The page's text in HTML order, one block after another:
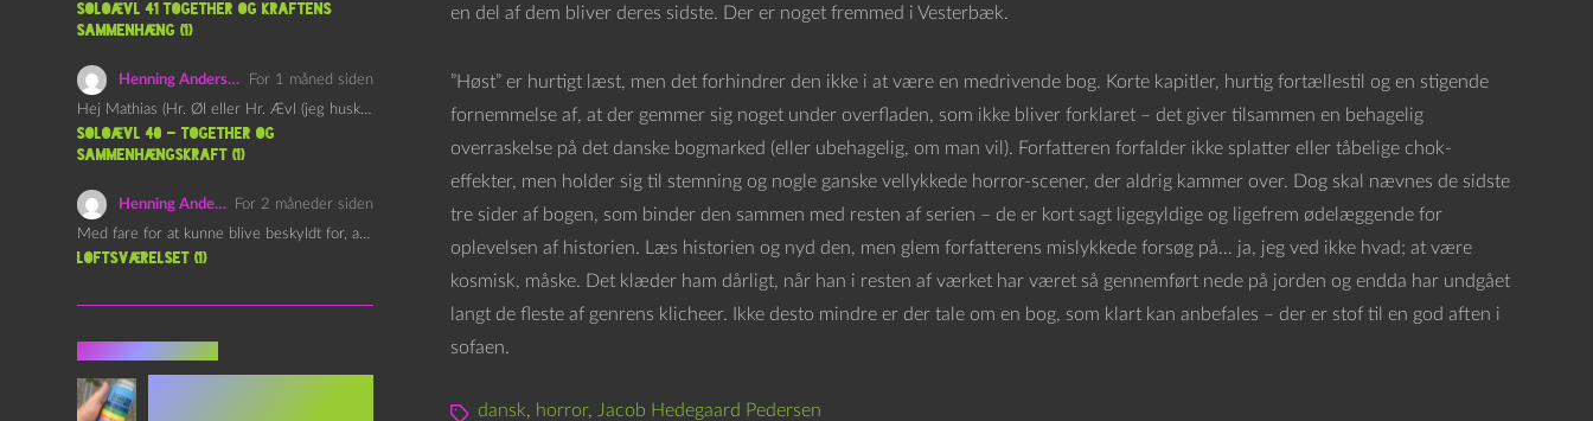
en del af dem bliver deres sidste. Der er noget fremmed i Vesterbæk.
”Høst” er hurtigt læst, men det forhindrer den ikke i at være en medrivende bog. Korte kapitler, hurtig fortællestil og en stigende
fornemmelse af, at der gemmer sig noget under overfladen, som ikke bliver forklaret – det giver tilsammen en behagelig
overraskelse på det danske bogmarked (eller ubehagelig, om man vil). Forfatteren forfalder ikke splatter eller tåbelige chok-
effekter, men holder sig til stemning og nogle ganske vellykkede horror-scener, der aldrig kammer over. Dog skal nævnes de sidste
tre sider af bogen, som binder den sammen med resten af serien – de er kort sagt ligegyldige og ligefrem ødelæggende for
oplevelsen af historien. Læs historien og nyd den, men glem forfatterens mislykkede forsøg på… ja, jeg ved ikke hvad; at være
kosmisk, måske. Det klæder ham dårligt, når han i resten af værket har været så gennemført nede på jorden og endda har undgået
langt de fleste af genrens klicheer. Ikke desto mindre er der tale om en bog, som klart kan anbefales – der er stof til en god aften i
sofaen.
dansk, horror, Jacob Hedegaard Pedersen
Soloævl 41 Together og Kraftens
Sammenhæng (1)
Henning Andersen
For 1 måned siden
Hej Mathias (Hr. Øl eller Hr. Ævl (jeg husker ikke…
Soloævl 40 – Together og
sammenhængskraft (1)
Henning Andersen
For 2 måneder siden
Med fare for at kunne blive beskyldt for, at være…
Loftsværelset (1)